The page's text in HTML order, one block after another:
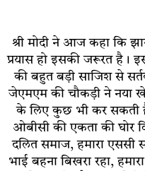
श्री मोदी ने आज कहा कि
प्रयास हो इसकी जरूरत है।
की बहुत बड़ी साजिश से
जेएमएम की चौकड़ी ने नया
के लिए कुछ भी कर सकती
ओबीसी की एकता की घोर
दलित समाज, हमारा एससी
भाई बहना बिखरा रहा,